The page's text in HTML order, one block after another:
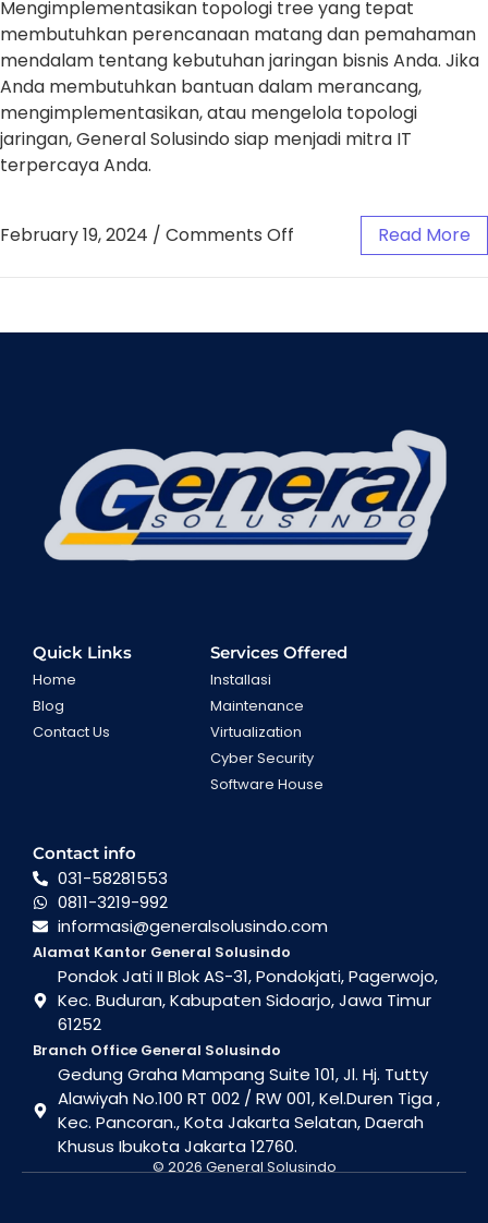
Mengimplementasikan topologi tree yang tepat
membutuhkan perencanaan matang dan pemahaman
mendalam tentang kebutuhan jaringan bisnis Anda. Jika
Anda membutuhkan bantuan dalam merancang,
mengimplementasikan, atau mengelola topologi
jaringan, General Solusindo siap menjadi mitra IT
terpercaya Anda.
February 19, 2024 / Comments Off Read More
Quick Links
Home
Blog
Contact Us
Services Offered
Installasi
Maintenance
Virtualization
Cyber Security
Software House
Contact info
031-58281553
0811-3219-992
informasi@generalsolusindo.com
Alamat Kantor General Solusindo
Pondok Jati II Blok AS-31, Pondokjati, Pagerwojo,
Kec. Buduran, Kabupaten Sidoarjo, Jawa Timur
61252
Branch Office General Solusindo
Gedung Graha Mampang Suite 101, Jl. Hj. Tutty
Alawiyah No.100 RT 002 / RW 001, Kel.Duren Tiga ,
Kec. Pancoran., Kota Jakarta Selatan, Daerah
Khusus Ibukota Jakarta 12760.
© 2026 General Solusindo